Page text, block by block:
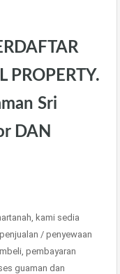
PROPERTY.
Sri
DAN
kami sedia
/ penyewaan
pembayaran
guaman dan